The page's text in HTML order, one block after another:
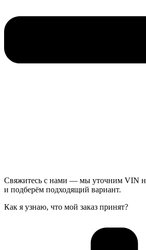
Свяжитесь с нами — мы уточним VIN
и подберём подходящий вариант.
Как я узнаю, что мой заказ принят?